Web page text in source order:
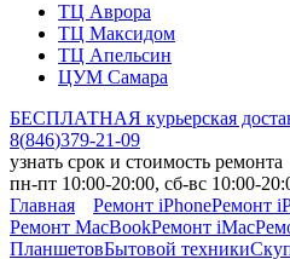
ТЦ Аврора
ТЦ Максидом
ТЦ Апельсин
ЦУМ Самара
БЕСПЛАТНАЯ курьерская
8(846)379-21-09
узнать срок и стоимость ремонта
пн-пт 10:00-20:00, сб-вс 10:00-
Главная
Ремонт iPhoneРемонт
Ремонт MacBookРемонт iMac
ПланшетовБытовой техники